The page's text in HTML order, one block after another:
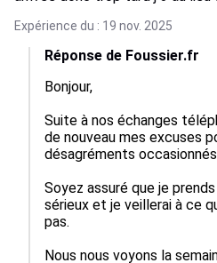
Expérience du : 19 nov. 2025
Réponse de Foussier.fr
Bonjour,
Suite à nos échanges
de nouveau mes excuses
désagréments
Soyez assuré que je
sérieux et je veillerai à ce
pas.
Nous nous voyons la